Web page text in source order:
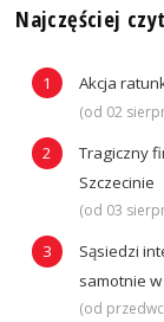
Najczęściej
Akcja
(od 02
Tragiczny
Szczecinie
(od 03
Sąsiedzi
samotnie
(od